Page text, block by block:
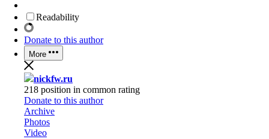
Readability
Donate to this author
More
nickfw.ru
218 position in common rating
Donate to this author
Archive
Photos
Video